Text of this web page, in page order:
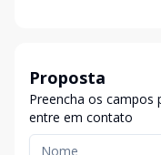
Proposta
Preencha os campos
entre em contato